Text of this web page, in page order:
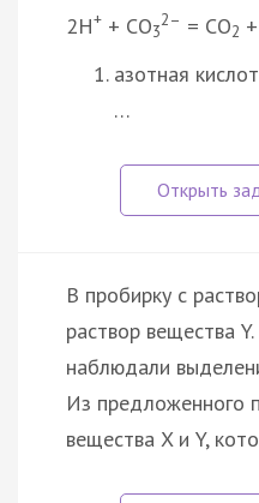
2Н+ + СО3
2– = СО2
азотная
…
В пробирку с
раствор вещества
наблюдали
Из предложенного
вещества X и Y,